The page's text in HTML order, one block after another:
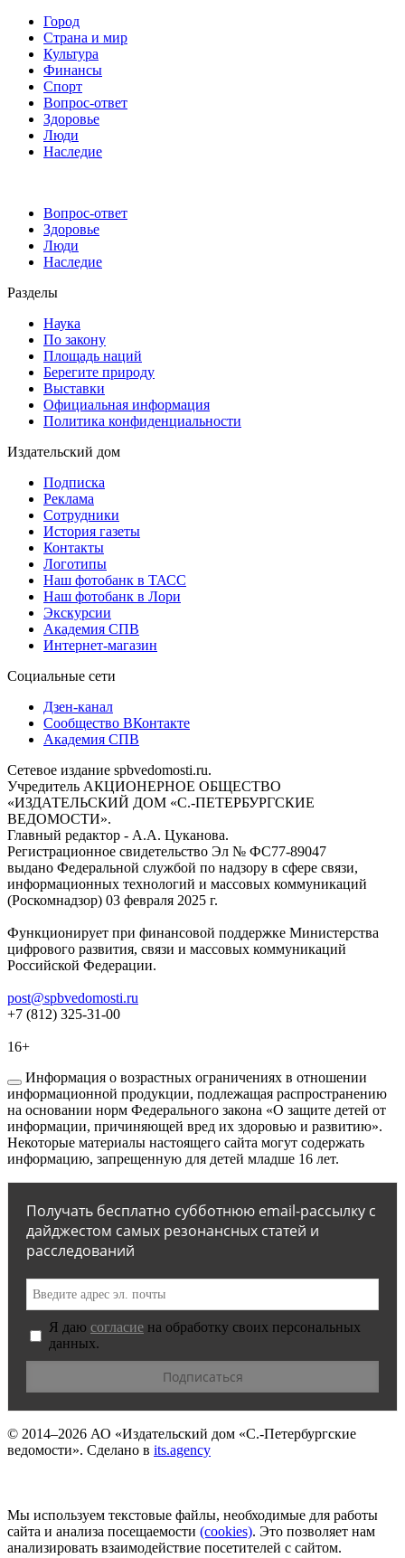
Город
Страна и мир
Культура
Финансы
Спорт
Вопрос-ответ
Здоровье
Люди
Наследие
Вопрос-ответ
Здоровье
Люди
Наследие
Разделы
Наука
По закону
Площадь наций
Берегите природу
Выставки
Официальная информация
Политика конфиденциальности
Издательский дом
Подписка
Реклама
Сотрудники
История газеты
Контакты
Логотипы
Наш фотобанк в ТАСС
Наш фотобанк в Лори
Экскурсии
Академия СПВ
Интернет-магазин
Социальные сети
Дзен-канал
Сообщество ВКонтакте
Академия СПВ
Сетевое издание spbvedomosti.ru.
Учредитель АКЦИОНЕРНОЕ ОБЩЕСТВО
«ИЗДАТЕЛЬСКИЙ ДОМ «С.-ПЕТЕРБУРГСКИЕ
ВЕДОМОСТИ».
Главный редактор - А.А. Цуканова.
Регистрационное свидетельство Эл № ФС77-89047
выдано Федеральной службой по надзору в сфере связи,
информационных технологий и массовых коммуникаций
(Роскомнадзор) 03 февраля 2025 г.
Функционирует при финансовой поддержке Министерства
цифрового развития, связи и массовых коммуникаций
Российской Федерации.
post@spbvedomosti.ru
+7 (812) 325-31-00
16+
Информация о возрастных ограничениях в отношении
информационной продукции, подлежащая распространению
на основании норм Федерального закона «О защите детей от
информации, причиняющей вред их здоровью и развитию».
Некоторые материалы настоящего сайта могут содержать
информацию, запрещенную для детей младше 16 лет.
Получать бесплатно субботнюю email-рассылку с
дайджестом самых резонансных статей и
расследований
Я даю согласие на обработку своих персональных
данных.
© 2014–2026 АО «Издательский дом «С.-Петербургские
ведомости». Сделано в its.agency
Мы используем текстовые файлы, необходимые для работы
сайта и анализа посещаемости (сookies). Это позволяет нам
анализировать взаимодействие посетителей с сайтом.